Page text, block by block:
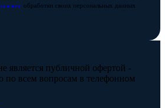
обработки своих персональных данных
является публичной офертой -
по всем вопросам в телефонном